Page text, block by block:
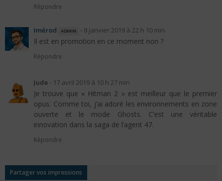
Répondre
Imérod admin - 8 janvier 2019 à 22 h 10 min
Il est en promotion en ce moment non ?
Répondre
Jude - 17 avril 2019 à 10 h 27 min
Je trouve que « Hitman 2 » est meilleur que le premier
opus. Comme toi, j’ai adoré les environnements en zone
ouverte et le mode Ghosts. C’est une véritable
innovation dans la saga de l’agent 47.
Répondre
Partager vos impressions